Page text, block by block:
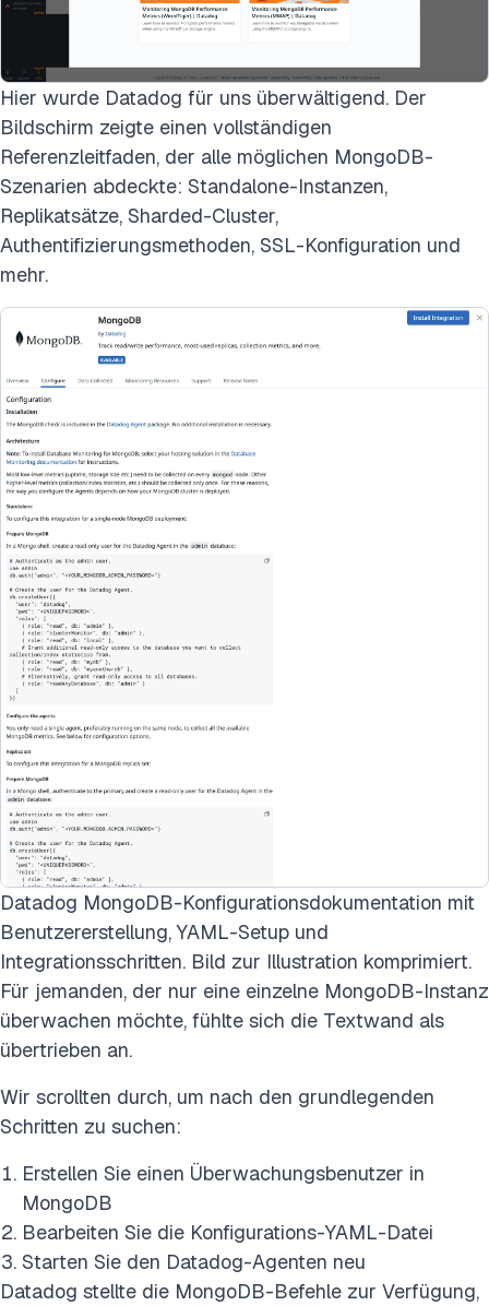
Hier wurde Datadog für uns überwältigend. Der
Bildschirm zeigte einen vollständigen
Referenzleitfaden, der alle möglichen MongoDB-
Szenarien abdeckte: Standalone-Instanzen,
Replikatsätze, Sharded-Cluster,
Authentifizierungsmethoden, SSL-Konfiguration und
mehr.
Datadog MongoDB-Konfigurationsdokumentation mit
Benutzererstellung, YAML-Setup und
Integrationsschritten. Bild zur Illustration komprimiert.
Für jemanden, der nur eine einzelne MongoDB-Instanz
überwachen möchte, fühlte sich die Textwand als
übertrieben an.
Wir scrollten durch, um nach den grundlegenden
Schritten zu suchen:
Erstellen Sie einen Überwachungsbenutzer in
MongoDB
Bearbeiten Sie die Konfigurations-YAML-Datei
Starten Sie den Datadog-Agenten neu
Datadog stellte die MongoDB-Befehle zur Verfügung,